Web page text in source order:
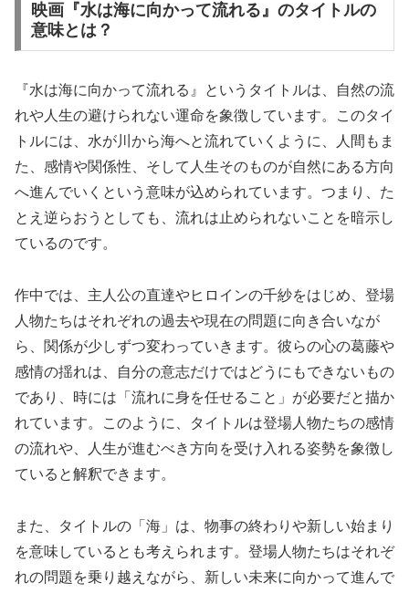
映画『水は海に向かって流れる』のタイトルの
意味とは？
『水は海に向かって流れる』というタイトルは、自然の流
れや人生の避けられない運命を象徴しています。このタイ
トルには、水が川から海へと流れていくように、人間もま
た、感情や関係性、そして人生そのものが自然にある方向
へ進んでいくという意味が込められています。つまり、た
とえ逆らおうとしても、流れは止められないことを暗示し
ているのです。
作中では、主人公の直達やヒロインの千紗をはじめ、登場
人物たちはそれぞれの過去や現在の問題に向き合いなが
ら、関係が少しずつ変わっていきます。彼らの心の葛藤や
感情の揺れは、自分の意志だけではどうにもできないもの
であり、時には「流れに身を任せること」が必要だと描か
れています。このように、タイトルは登場人物たちの感情
の流れや、人生が進むべき方向を受け入れる姿勢を象徴し
ていると解釈できます。
また、タイトルの「海」は、物事の終わりや新しい始まり
を意味しているとも考えられます。登場人物たちはそれぞ
れの問題を乗り越えながら、新しい未来に向かって進んで